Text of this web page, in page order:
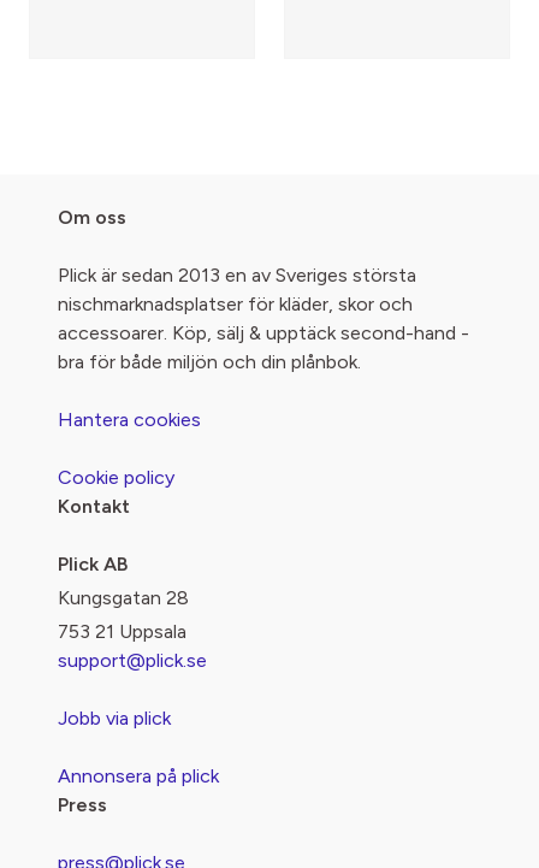
Om oss
Plick är sedan 2013 en av Sveriges största
nischmarknadsplatser för kläder, skor och
accessoarer. Köp, sälj & upptäck second-hand -
bra för både miljön och din plånbok.
Hantera cookies
Cookie policy
Kontakt
Plick AB
Kungsgatan 28
753 21 Uppsala
support@plick.se
Jobb via plick
Annonsera på plick
Press
press@plick.se